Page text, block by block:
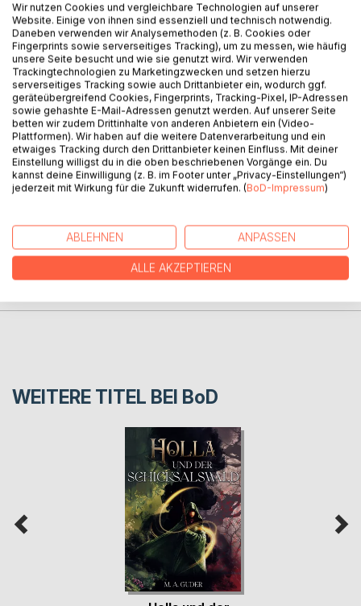
BESCHREIBUNG
Jake ist charmant, gutaussehend und selbstbewusst. Und
bei Jorina, genannt Jo, scheint er auf eine Ebenbürtige zu
treffen.
Doch Jorinas Freund ist nicht der Einzige, der ihnen im Weg
steht. Denn Jake birgt ein außergewöhnliches und
gefährliches Geheimnis, das Jorina mit jedem Tag mehr in
Gefahr bringt...
PRESSESTIMMEN
WEITERE TITEL BEI BoD
Wir nutzen Cookies und vergleichbare Technologien auf unserer
Website. Einige von ihnen sind essenziell und technisch notwendig.
Daneben verwenden wir Analysemethoden (z. B. Cookies oder
Fingerprints sowie serverseitiges Tracking), um zu messen, wie häufig
unsere Seite besucht und wie sie genutzt wird. Wir verwenden
Trackingtechnologien zu Marketingzwecken und setzen hierzu
serverseitiges Tracking sowie auch Drittanbieter ein, wodurch ggf.
geräteübergreifend Cookies, Fingerprints, Tracking-Pixel, IP-Adressen
sowie gehashte E-Mail-Adressen genutzt werden. Auf unserer Seite
betten wir zudem Drittinhalte von anderen Anbietern ein (Video-
Plattformen). Wir haben auf die weitere Datenverarbeitung und ein
etwaiges Tracking durch den Drittanbieter keinen Einfluss. Mit deiner
Einstellung willigst du in die oben beschriebenen Vorgänge ein. Du
kannst deine Einwilligung (z. B. im Footer unter „Privacy-Einstellungen“)
jederzeit mit Wirkung für die Zukunft widerrufen. (BoD-Impressum)
ABLEHNEN ANPASSEN
ALLE AKZEPTIEREN